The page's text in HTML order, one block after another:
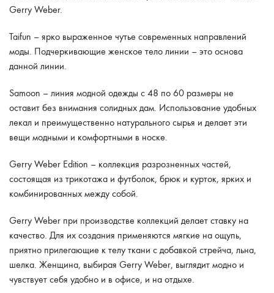
Gerry Weber.
Taifun – ярко выраженное чутье современных направлений
моды. Подчеркивающие женское тело линии – это основа
данной линии.
Samoon – линия модной одежды с 48 по 60 размеры не
оставит без внимания солидных дам. Использование удобных
лекал и преимущественно натурального сырья и делает эти
вещи модными и комфортными в носке.
Gerry Weber Edition – коллекция разрозненных частей,
состоящая из трикотажа и футболок, брюк и курток, ярких и
комбинированных между собой.
Gerry Weber при производстве коллекций делает ставку на
качество. Для их создания применяются мягкие на ощупь,
приятно прилегающие к телу ткани с добавкой стрейча, льна,
шелка. Женщина, выбирая Gerry Weber, выглядит модно и
чувствует себя удобно и в офисе, и на отдыхе.